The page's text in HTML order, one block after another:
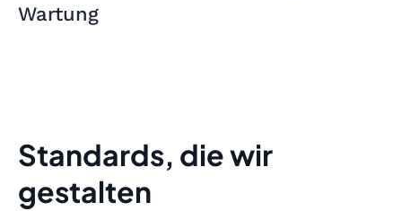
Wartung
Standards, die wir
gestalten